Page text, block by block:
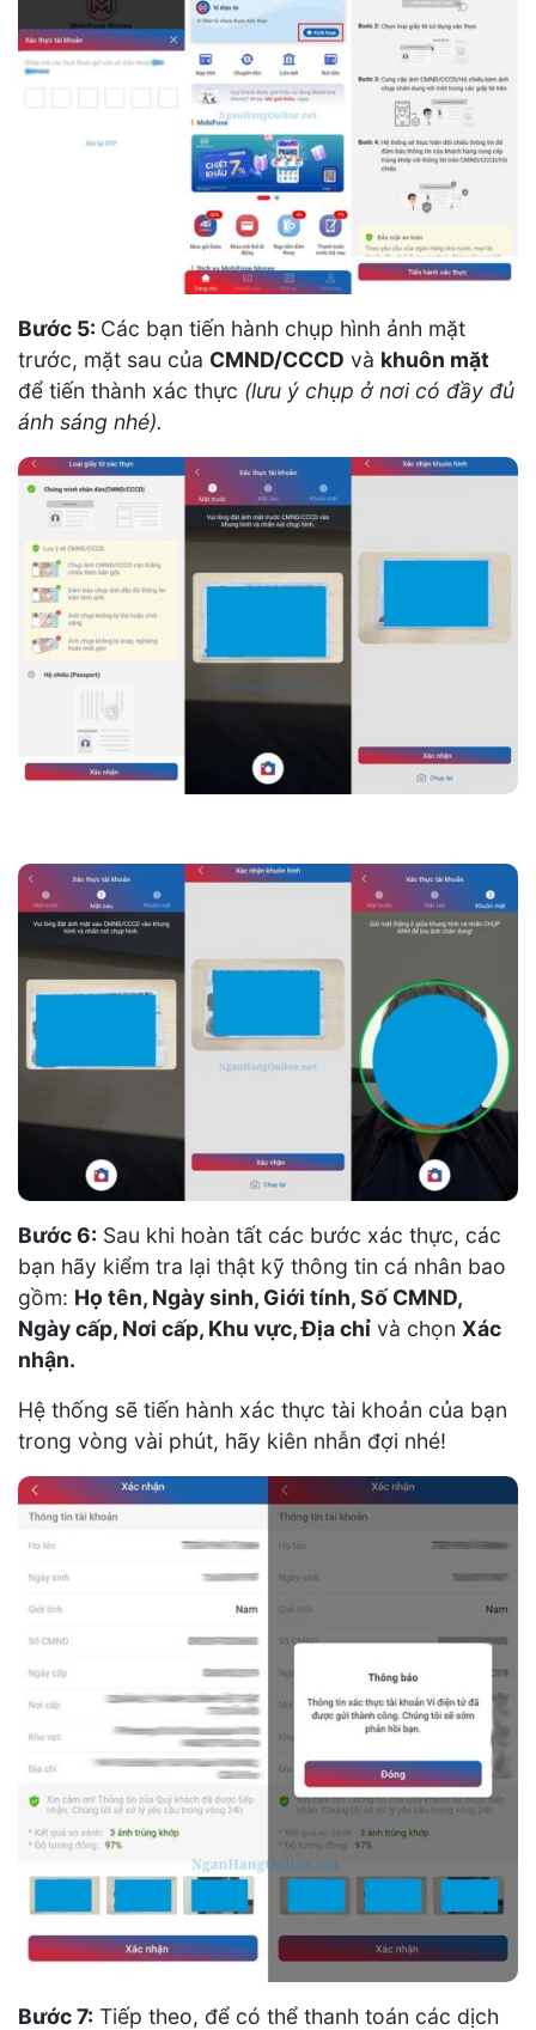
Bước 5: Các bạn tiến hành chụp hình ảnh mặt
trước, mặt sau của CMND/CCCD và khuôn mặt
để tiến thành xác thực (lưu ý chụp ở nơi có đầy đủ
ánh sáng nhé).
Bước 6: Sau khi hoàn tất các bước xác thực, các
bạn hãy kiểm tra lại thật kỹ thông tin cá nhân bao
gồm: Họ tên, Ngày sinh, Giới tính, Số CMND,
Ngày cấp, Nơi cấp, Khu vực, Địa chỉ và chọn Xác
nhận.
Hệ thống sẽ tiến hành xác thực tài khoản của bạn
trong vòng vài phút, hãy kiên nhẫn đợi nhé!
Bước 7: Tiếp theo, để có thể thanh toán các dịch